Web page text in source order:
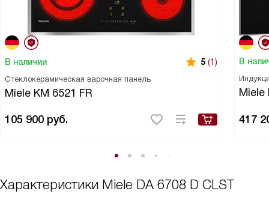
В наличии 5 (1)
Стеклокерамическая варочная панель
Miele KM 6521 FR
105 900 руб.
В
Miele
417
Характеристики Miele DA 6708 D CLST